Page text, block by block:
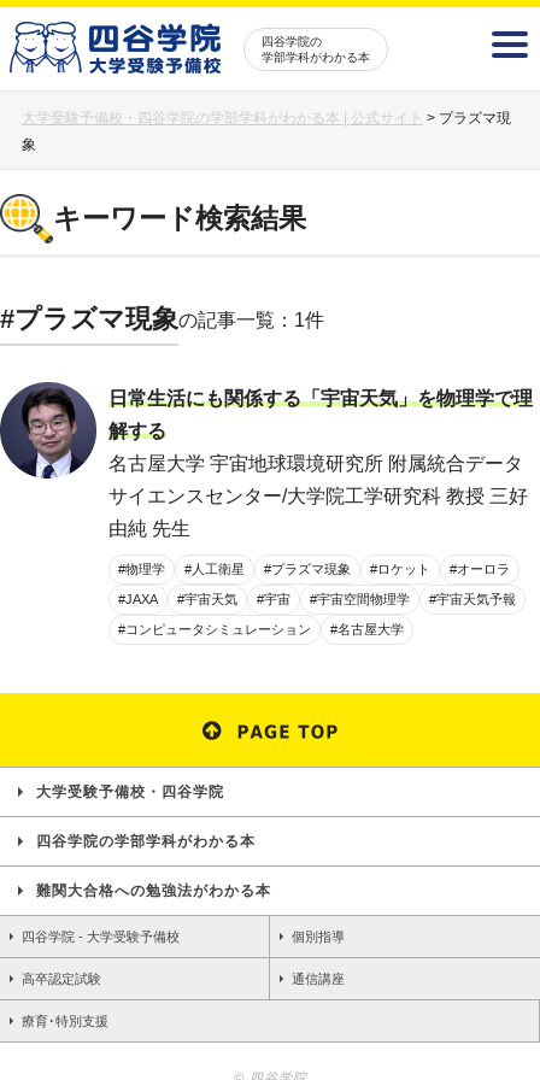
四谷学院の
学部学科がわかる本
大学受験予備校・四谷学院の学部学科がわかる本 | 公式サイト > プラズマ現
象
キーワード検索結果
#プラズマ現象の記事一覧：1件
日常生活にも関係する「宇宙天気」を物理学で理
解する
名古屋大学 宇宙地球環境研究所 附属統合データ
サイエンスセンター/大学院工学研究科 教授 三好
由純 先生
#物理学 #人工衛星 #プラズマ現象 #ロケット #オーロラ
#JAXA #宇宙天気 #宇宙 #宇宙空間物理学 #宇宙天気予報
#コンピュータシミュレーション #名古屋大学
大学受験予備校・四谷学院
四谷学院の学部学科がわかる本
難関大合格への勉強法がわかる本
四谷学院 - 大学受験予備校 個別指導
高卒認定試験 通信講座
療育･特別支援